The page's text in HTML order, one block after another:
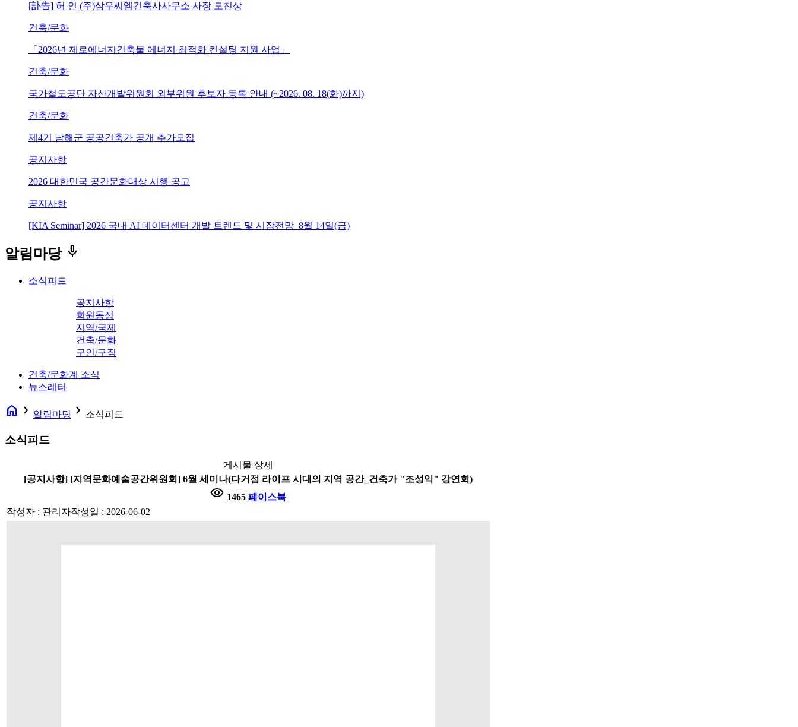
[訃告] 허 인 (주)삼우씨엠건축사사무소 사장 모친상
건축/문화
「2026년 제로에너지건축물 에너지 최적화 컨설팅 지원 사업」
건축/문화
국가철도공단 자산개발위원회 외부위원 후보자 등록 안내 (~2026. 08. 18(화)까지)
건축/문화
제4기 남해군 공공건축가 공개 추가모집
공지사항
2026 대한민국 공간문화대상 시행 공고
공지사항
[KIA Seminar] 2026 국내 AI 데이터센터 개발 트렌드 및 시장전망_8월 14일(금)
알림마당 keyboard_voice
소식피드
공지사항
회원동정
지역/국제
건축/문화
구인/구직
건축/문화계 소식
뉴스레터
home navigate_next 알림마당 navigate_next 소식피드
소식피드
게시물 상세
[공지사항] [지역문화예술공간위원회] 6월 세미나(다거점 라이프 시대의 지역 공간_건축가 "조성익" 강연회)
visibility 1465 페이스북
작성자 : 관리자작성일 : 2026-06-02